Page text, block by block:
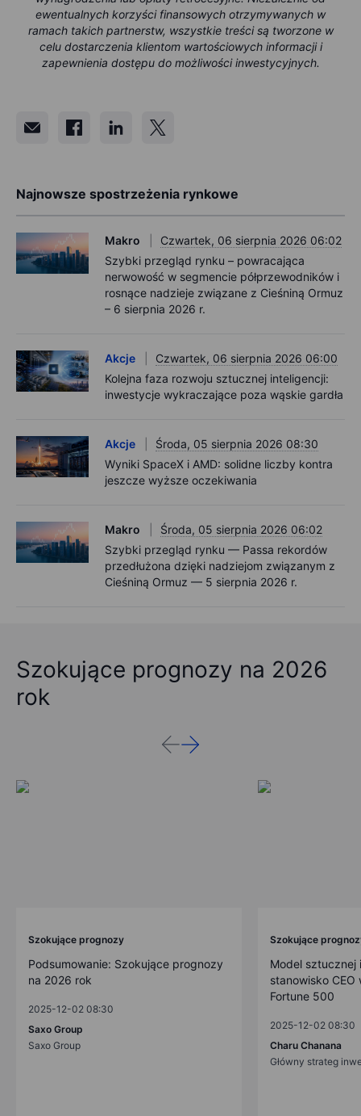
ewentualnych korzyści finansowych otrzymywanych w
ramach takich partnerstw, wszystkie treści są tworzone w
celu dostarczenia klientom wartościowych informacji i
zapewnienia dostępu do możliwości inwestycyjnych.
Najnowsze spostrzeżenia rynkowe
Makro
Czwartek, 06 sierpnia 2026 06:02
Szybki przegląd rynku – powracająca
nerwowość w segmencie półprzewodników i
rosnące nadzieje związane z Cieśniną Ormuz
– 6 sierpnia 2026 r.
Akcje
Czwartek, 06 sierpnia 2026 06:00
Kolejna faza rozwoju sztucznej inteligencji:
inwestycje wykraczające poza wąskie gardła
Akcje
Środa, 05 sierpnia 2026 08:30
Wyniki SpaceX i AMD: solidne liczby kontra
jeszcze wyższe oczekiwania
Makro
Środa, 05 sierpnia 2026 06:02
Szybki przegląd rynku — Passa rekordów
przedłużona dzięki nadziejom związanym z
Cieśniną Ormuz — 5 sierpnia 2026 r.
Szokujące prognozy na 2026
rok
Szokujące prognozy
Podsumowanie: Szokujące prognozy
na 2026 rok
2025-12-02 08:30
Saxo Group
Saxo Group
Szokujące
Model sztucznej
stanowisko CEO
Fortune 500
2025-12-02 08:30
Charu Chanana
Główny strateg